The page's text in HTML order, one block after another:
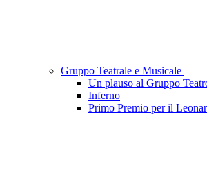
Gruppo Teatrale e Musicale
Un plauso al Gruppo
Inferno
Primo Premio per il